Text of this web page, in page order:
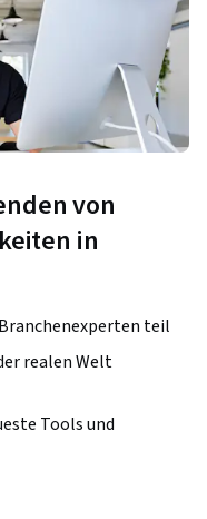
von
in
teil
realen Welt
Tools und